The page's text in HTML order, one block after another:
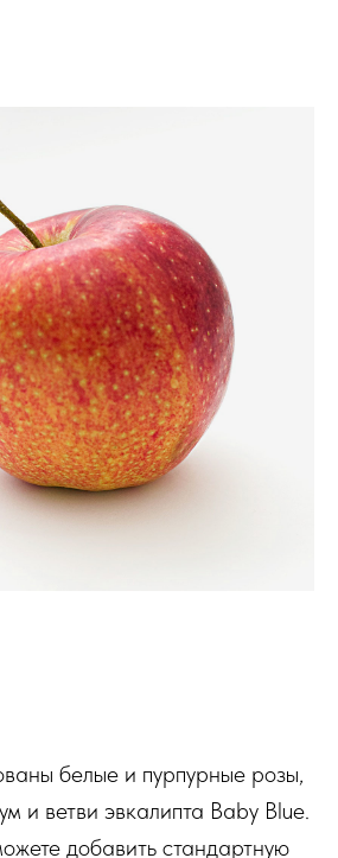
белые и пурпурные розы,
и ветви эвкалипта Baby Blue.
добавить стандартную